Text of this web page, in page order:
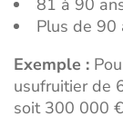
Plus de 90
Exemple :
usufruitier de
soit 300 000